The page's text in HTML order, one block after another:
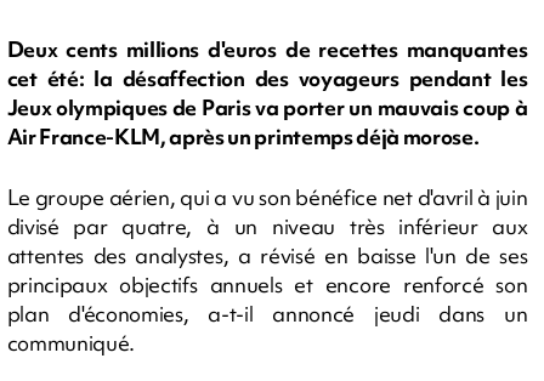
Deux cents millions d'euros de recettes manquantes
cet été: la désaffection des voyageurs pendant les
Jeux olympiques de Paris va porter un mauvais coup à
Air France-KLM, après un printemps déjà morose.
Le groupe aérien, qui a vu son bénéfice net d'avril à juin
divisé par quatre, à un niveau très inférieur aux
attentes des analystes, a révisé en baisse l'un de ses
principaux objectifs annuels et encore renforcé son
plan d'économies, a-t-il annoncé jeudi dans un
communiqué.